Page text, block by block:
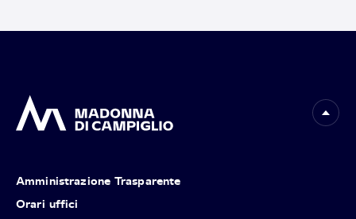
Amministrazione Trasparente
Orari uffici